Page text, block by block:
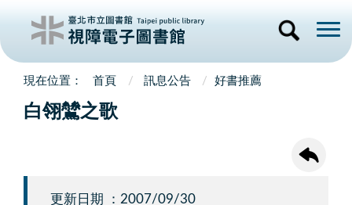
首頁 訊息公告 好書推薦
白翎鷥之歌
更新日期 ：2007/09/30